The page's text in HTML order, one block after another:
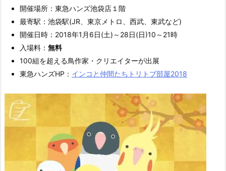
開催場所：東急ハンズ池袋店１階
最寄駅：池袋駅(JR、東京メトロ、西武、東武など)
開催日時：2018年1月6日(土)～28日(日)10～21時
入場料： 無料
100組を超える鳥作家・クリエイターが出展
東急ハンズHP： インコと仲間たちトリトブ部屋2018